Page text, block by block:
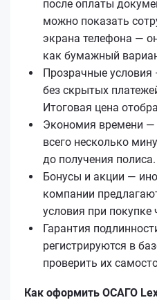
после оплаты
можно показать
экрана телефона —
как бумажный
Прозрачные
без скрытых
Итоговая цена
Экономия времени —
всего несколько
до получения полиса.
Бонусы и акции —
компании
условия при покупке
Гарантия
регистрируются в
проверить их
Как оформить ОСАГО